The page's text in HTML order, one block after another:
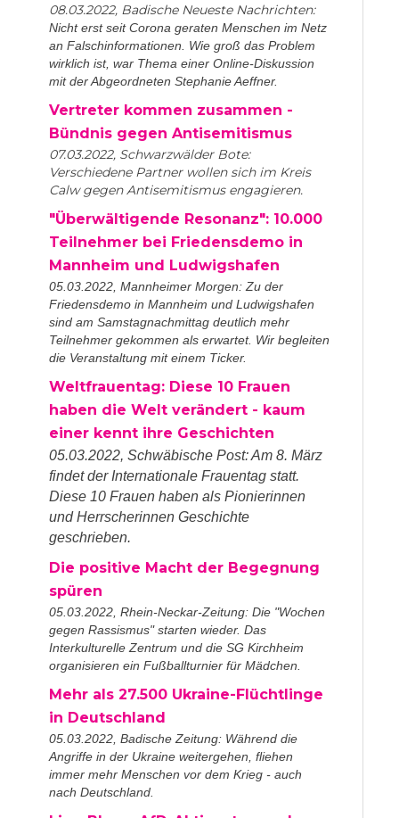
08.03.2022, Badische Neueste Nachrichten:
Nicht erst seit Corona geraten Menschen im Netz
an Falschinformationen. Wie groß das Problem
wirklich ist, war Thema einer Online-Diskussion
mit der Abgeordneten Stephanie Aeffner.
Vertreter kommen zusammen -
Bündnis gegen Antisemitismus
07.03.2022, Schwarzwälder Bote:
Verschiedene Partner wollen sich im Kreis
Calw gegen Antisemitismus engagieren.
"Überwältigende Resonanz": 10.000
Teilnehmer bei Friedensdemo in
Mannheim und Ludwigshafen
05.03.2022, Mannheimer Morgen: Zu der
Friedensdemo in Mannheim und Ludwigshafen
sind am Samstagnachmittag deutlich mehr
Teilnehmer gekommen als erwartet. Wir begleiten
die Veranstaltung mit einem Ticker.
Weltfrauentag: Diese 10 Frauen
haben die Welt verändert - kaum
einer kennt ihre Geschichten
05.03.2022, Schwäbische Post: Am 8. März
findet der Internationale Frauentag statt.
Diese 10 Frauen haben als Pionierinnen
und Herrscherinnen Geschichte
geschrieben.
Die positive Macht der Begegnung
spüren
05.03.2022, Rhein-Neckar-Zeitung: Die "Wochen
gegen Rassismus" starten wieder. Das
Interkulturelle Zentrum und die SG Kirchheim
organisieren ein Fußballturnier für Mädchen.
Mehr als 27.500 Ukraine-Flüchtlinge
in Deutschland
05.03.2022, Badische Zeitung: Während die
Angriffe in der Ukraine weitergehen, fliehen
immer mehr Menschen vor dem Krieg - auch
nach Deutschland.